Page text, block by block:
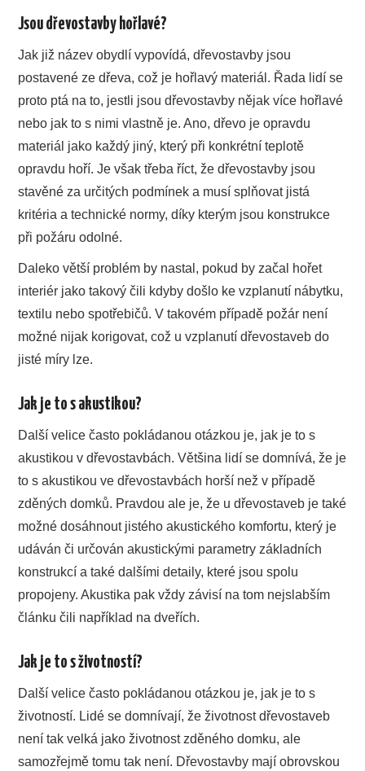
Jsou dřevostavby hořlavé?
Jak již název obydlí vypovídá, dřevostavby jsou
postavené ze dřeva, což je hořlavý materiál. Řada lidí se
proto ptá na to, jestli jsou dřevostavby nějak více hořlavé
nebo jak to s nimi vlastně je. Ano, dřevo je opravdu
materiál jako každý jiný, který při konkrétní teplotě
opravdu hoří. Je však třeba říct, že dřevostavby jsou
stavěné za určitých podmínek a musí splňovat jistá
kritéria a technické normy, díky kterým jsou konstrukce
při požáru odolné.
Daleko větší problém by nastal, pokud by začal hořet
interiér jako takový čili kdyby došlo ke vzplanutí nábytku,
textilu nebo spotřebičů. V takovém případě požár není
možné nijak korigovat, což u vzplanutí dřevostaveb do
jisté míry lze.
Jak je to s akustikou?
Další velice často pokládanou otázkou je, jak je to s
akustikou v dřevostavbách. Většina lidí se domnívá, že je
to s akustikou ve dřevostavbách horší než v případě
zděných domků. Pravdou ale je, že u dřevostaveb je také
možné dosáhnout jistého akustického komfortu, který je
udáván či určován akustickými parametry základních
konstrukcí a také dalšími detaily, které jsou spolu
propojeny. Akustika pak vždy závisí na tom nejslabším
článku čili například na dveřích.
Jak je to s životností?
Další velice často pokládanou otázkou je, jak je to s
životností. Lidé se domnívají, že životnost dřevostaveb
není tak velká jako životnost zděného domku, ale
samozřejmě tomu tak není. Dřevostavby mají obrovskou